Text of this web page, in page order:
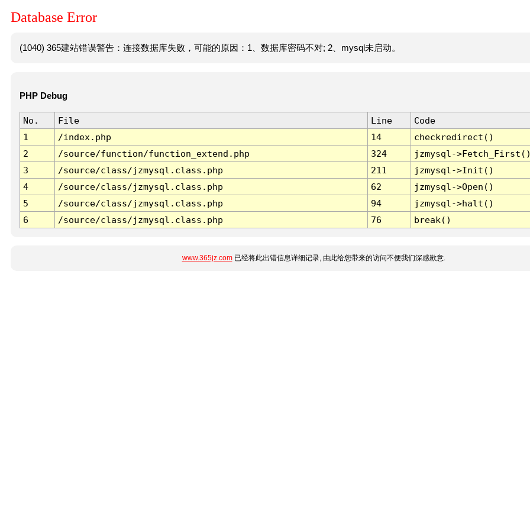
Database Error
(1040) 365建站错误警告：连接数据库失败，可能的原因：1、数据库密码不对; 2、mysql未启动。
PHP Debug
No. File Line
Code
1
/index.php 14
checkredirect()
2
/source/function/function_extend.php 324
jzmysql-
3
/source/class/jzmysql.class.php 211
jzmysql->Init()
4
/source/class/jzmysql.class.php 62
jzmysql->Open()
5
/source/class/jzmysql.class.php 94
jzmysql->halt()
6
/source/class/jzmysql.class.php 76 break()
www.365jz.com已经将此出错信息详细记录, 由此给您带来的访问不便我们深感歉意.